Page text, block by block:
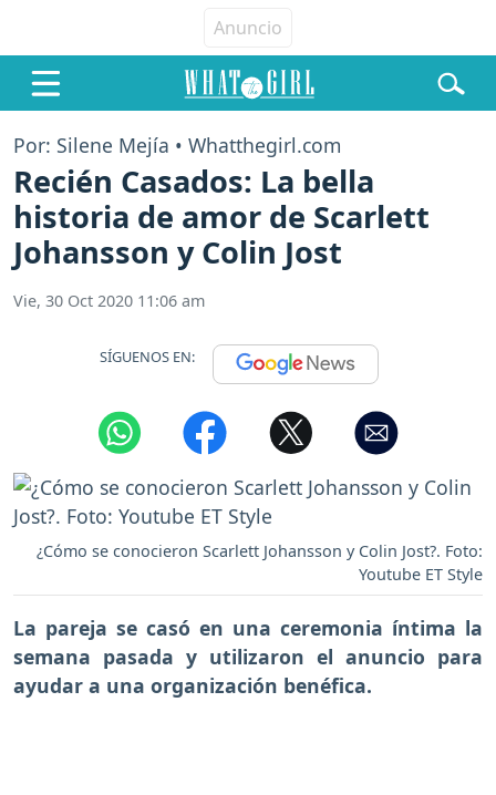
Por: Silene Mejía • Whatthegirl.com
Recién Casados: La bella
historia de amor de Scarlett
Johansson y Colin Jost
Vie, 30 Oct 2020 11:06 am
SÍGUENOS EN:
¿Cómo se conocieron Scarlett Johansson y Colin Jost?. Foto:
Youtube ET Style
La pareja se casó en una ceremonia íntima la
semana pasada y utilizaron el anuncio para
ayudar a una organización benéfica.